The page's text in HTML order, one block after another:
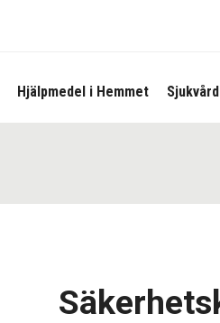
Hjälpmedel i Hemmet Sjukvård